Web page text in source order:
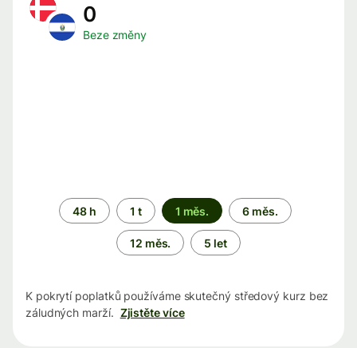
0
Beze změny
Časové
období
48 h 1 t 1 měs. 6 měs.
12 měs. 5 let
K pokrytí poplatků používáme skutečný středový kurz bez
záludných marží. Zjistěte více